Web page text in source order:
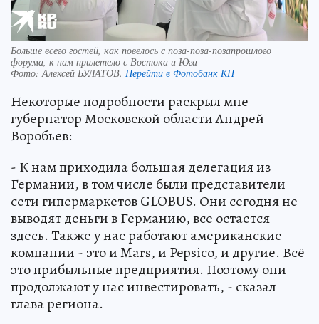
Больше всего гостей, как повелось с поза-поза-позапрошлого
форума, к нам прилетело с Востока и Юга
Фото: Алексей БУЛАТОВ. Перейти в Фотобанк КП
Некоторые подробности раскрыл мне
губернатор Московской области Андрей
Воробьев:
- К нам приходила большая делегация из
Германии, в том числе были представители
сети гипермаркетов GLOBUS. Они сегодня не
выводят деньги в Германию, все остается
здесь. Также у нас работают американские
компании - это и Mars, и Pepsico, и другие. Всё
это прибыльные предприятия. Поэтому они
продолжают у нас инвестировать, - сказал
глава региона.